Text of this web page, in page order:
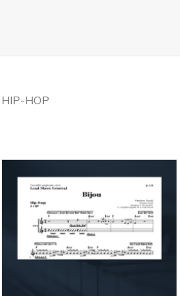
HIP-HOP